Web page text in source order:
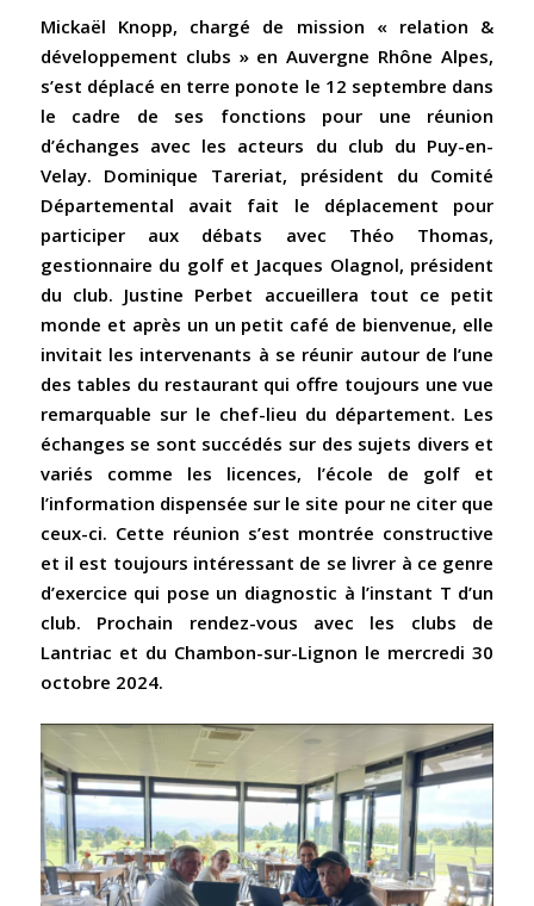
Mickaël Knopp, chargé de mission « relation &
développement clubs » en Auvergne Rhône Alpes,
s’est déplacé en terre ponote le 12 septembre dans
le cadre de ses fonctions pour une réunion
d’échanges avec les acteurs du club du Puy-en-
Velay. Dominique Tareriat, président du Comité
Départemental avait fait le déplacement pour
participer aux débats avec Théo Thomas,
gestionnaire du golf et Jacques Olagnol, président
du club. Justine Perbet accueillera tout ce petit
monde et après un un petit café de bienvenue, elle
invitait les intervenants à se réunir autour de l’une
des tables du restaurant qui offre toujours une vue
remarquable sur le chef-lieu du département. Les
échanges se sont succédés sur des sujets divers et
variés comme les licences, l’école de golf et
l’information dispensée sur le site pour ne citer que
ceux-ci. Cette réunion s’est montrée constructive
et il est toujours intéressant de se livrer à ce genre
d’exercice qui pose un diagnostic à l’instant T d’un
club. Prochain rendez-vous avec les clubs de
Lantriac et du Chambon-sur-Lignon le mercredi 30
octobre 2024.